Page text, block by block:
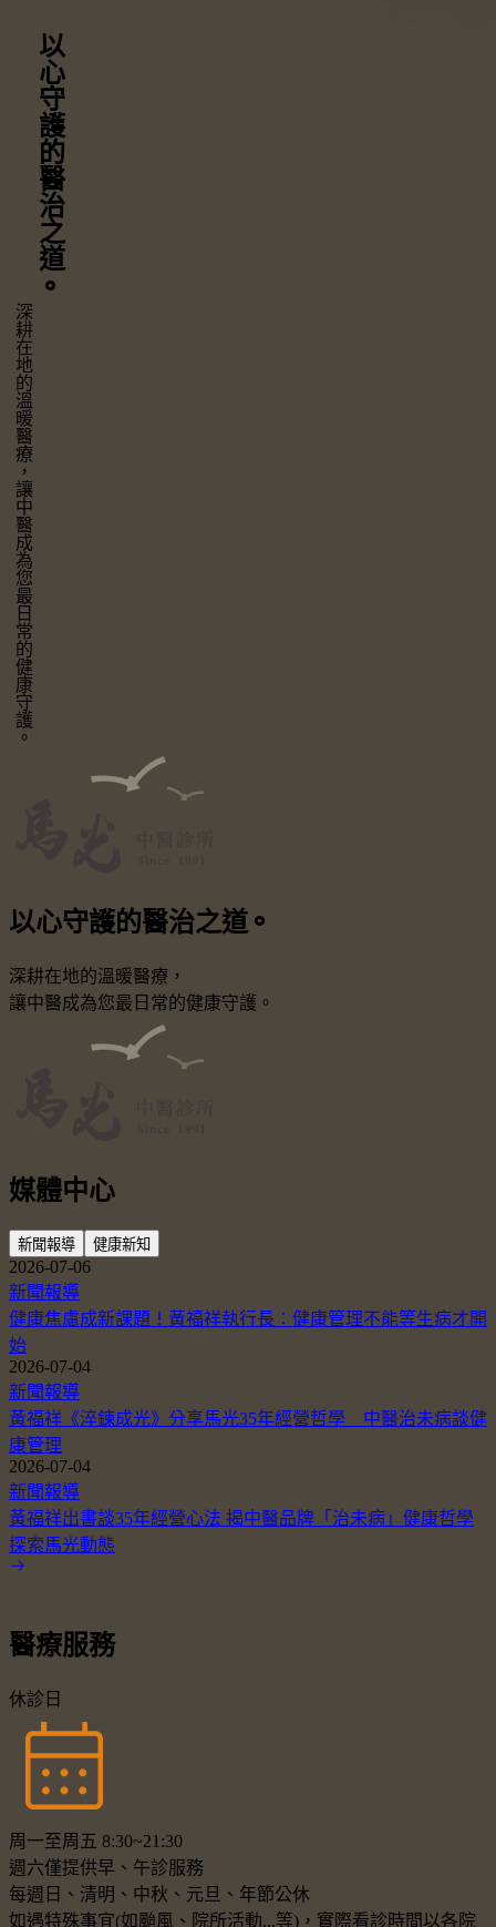
以心守護
的醫治之道
⚬
深耕在地的溫暖醫療，
讓中醫成為您最日常的健康守護。
以心守護的醫治之道 ⚬
深耕在地的溫暖醫療，
讓中醫成為您最日常的健康守護。
媒體中心
新聞報導 健康新知
2026-07-06
新聞報導
健康焦慮成新課題！黃福祥執行長：健康管理不能等生病才開
始
2026-07-04
新聞報導
黃福祥《淬鍊成光》分享馬光35年經營哲學 中醫治未病談健
康管理
2026-07-04
新聞報導
黃福祥出書談35年經營心法 揭中醫品牌「治未病」健康哲學
探索馬光動態
醫療服務
休診日
周一至周五 8:30~21:30
週六僅提供早、午診服務
每週日、清明、中秋、元旦、年節公休
如遇特殊事宜(如颱風、院所活動...等)，實際看診時間以各院